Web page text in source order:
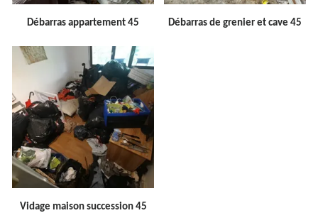
Débarras appartement 45 Débarras de grenier et cave 45
Vidage maison succession 45